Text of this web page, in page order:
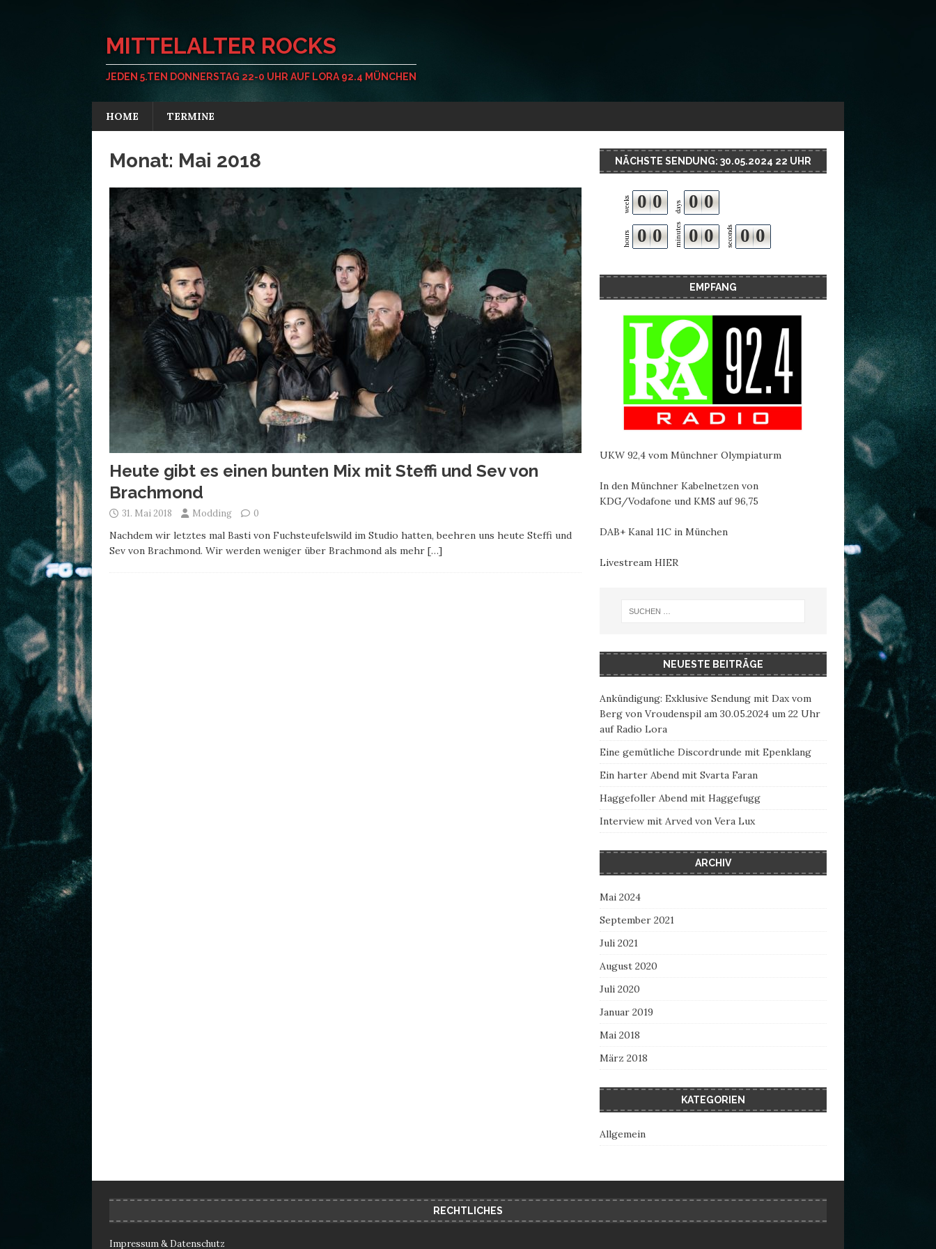
MITTELALTER ROCKS
JEDEN 5.TEN DONNERSTAG 22-0 UHR AUF LORA 92.4 MÜNCHEN
HOME TERMINE
Monat: Mai 2018
Heute gibt es einen bunten Mix mit Steffi und Sev von
Brachmond
31. Mai 2018 Modding 0
Nachdem wir letztes mal Basti von Fuchsteufelswild im Studio hatten, beehren uns heute Steffi und
Sev von Brachmond. Wir werden weniger über Brachmond als mehr […]
NÄCHSTE SENDUNG: 30.05.2024 22 UHR
weeks 0 0 days 0 0
hours 0 0 minutes 0 0 seconds 0 0
EMPFANG
UKW 92,4 vom Münchner Olympiaturm
In den Münchner Kabelnetzen von
KDG/Vodafone und KMS auf 96,75
DAB+ Kanal 11C in München
Livestream HIER
NEUESTE BEITRÄGE
Ankündigung: Exklusive Sendung mit Dax vom
Berg von Vroudenspil am 30.05.2024 um 22 Uhr
auf Radio Lora
Eine gemütliche Discordrunde mit Epenklang
Ein harter Abend mit Svarta Faran
Haggefoller Abend mit Haggefugg
Interview mit Arved von Vera Lux
ARCHIV
Mai 2024
September 2021
Juli 2021
August 2020
Juli 2020
Januar 2019
Mai 2018
März 2018
KATEGORIEN
Allgemein
RECHTLICHES
Impressum & Datenschutz